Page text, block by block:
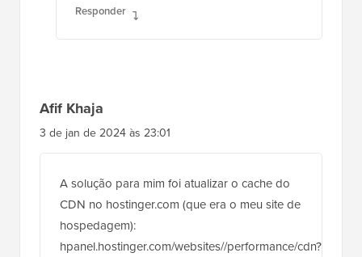
Responder
Afif Khaja
3 de jan de 2024 às 23:01
A solução para mim foi atualizar o cache do
CDN no hostinger.com (que era o meu site de
hospedagem):
hpanel.hostinger.com/websites//performance/cdn?